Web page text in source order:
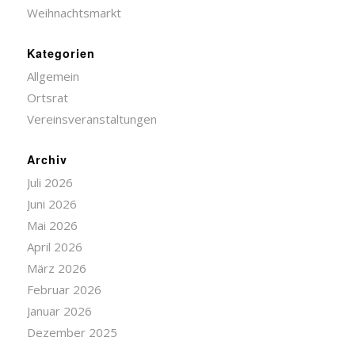
Weihnachtsmarkt
Kategorien
Allgemein
Ortsrat
Vereinsveranstaltungen
Archiv
Juli 2026
Juni 2026
Mai 2026
April 2026
März 2026
Februar 2026
Januar 2026
Dezember 2025